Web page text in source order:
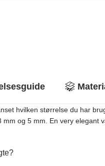
hvilken størrelse du har
og 5 mm. En very elegant